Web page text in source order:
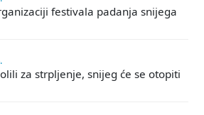
festivala padanja snijega
za strpljenje, snijeg će se otopiti